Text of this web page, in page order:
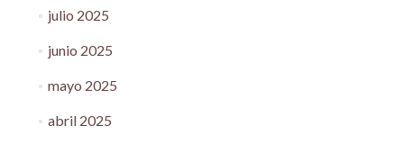
julio 2025
junio 2025
mayo 2025
abril 2025